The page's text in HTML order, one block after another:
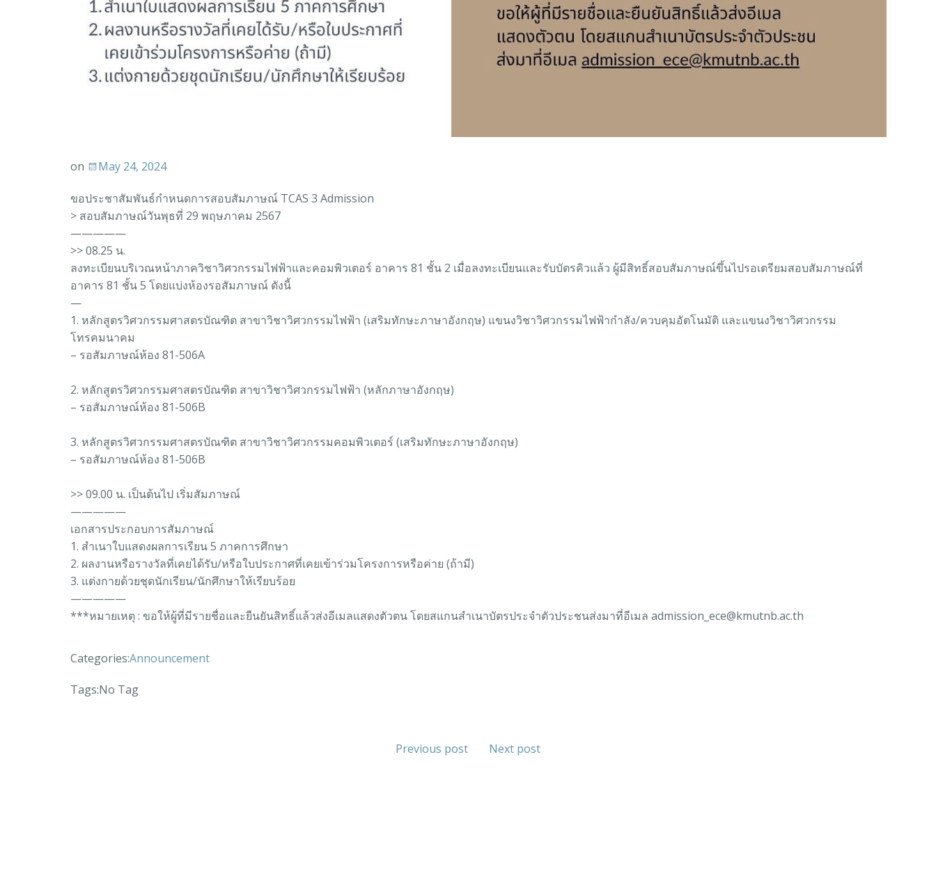
on May 24, 2024
ขอประชาสัมพันธ์กำหนดการสอบสัมภาษณ์ TCAS 3 Admission
> สอบสัมภาษณ์วันพุธที่ 29 พฤษภาคม 2567
—————
>> 08.25 น.
ลงทะเบียนบริเวณหน้าภาควิชาวิศวกรรมไฟฟ้าและคอมพิวเตอร์ อาคาร 81 ชั้น 2 เมื่อลงทะเบียนและรับบัตรคิวแล้ว ผู้มีสิทธิ์สอบสัมภาษณ์ขึ้นไปรอเตรียมสอบสัมภาษณ์ที่
อาคาร 81 ชั้น 5 โดยแบ่งห้องรอสัมภาษณ์ ดังนี้
—
1. หลักสูตรวิศวกรรมศาสตรบัณฑิต สาขาวิชาวิศวกรรมไฟฟ้า (เสริมทักษะภาษาอังกฤษ) แขนงวิชาวิศวกรรมไฟฟ้ากำลัง/ควบคุมอัตโนมัติ และแขนงวิชาวิศวกรรม
โทรคมนาคม
– รอสัมภาษณ์ห้อง 81-506A
2. หลักสูตรวิศวกรรมศาสตรบัณฑิต สาขาวิชาวิศวกรรมไฟฟ้า (หลักภาษาอังกฤษ)
– รอสัมภาษณ์ห้อง 81-506B
3. หลักสูตรวิศวกรรมศาสตรบัณฑิต สาขาวิชาวิศวกรรมคอมพิวเตอร์ (เสริมทักษะภาษาอังกฤษ)
– รอสัมภาษณ์ห้อง 81-506B
>> 09.00 น. เป็นต้นไป เริ่มสัมภาษณ์
—————
เอกสารประกอบการสัมภาษณ์
1. สำเนาใบแสดงผลการเรียน 5 ภาคการศึกษา
2. ผลงานหรือรางวัลที่เคยได้รับ/หรือใบประกาศที่เคยเข้าร่วมโครงการหรือค่าย (ถ้ามี)
3. แต่งกายด้วยชุดนักเรียน/นักศึกษาให้เรียบร้อย
—————
***หมายเหตุ : ขอให้ผู้ที่มีรายชื่อและยืนยันสิทธิ์แล้วส่งอีเมลแสดงตัวตน โดยสแกนสำเนาบัตรประจำตัวประชนส่งมาที่อีเมล admission_ece@kmutnb.ac.th
Categories:Announcement
Tags:No Tag
Previous post Next post